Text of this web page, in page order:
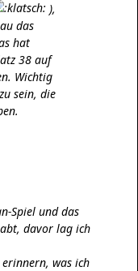
),
das
hat
38 auf
Wichtig
sein, die
Spiel und das
davor lag ich
was ich